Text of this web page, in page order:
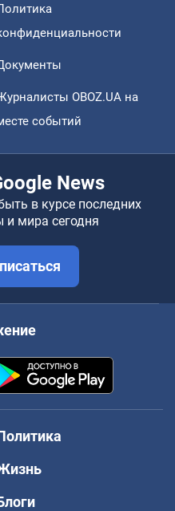
OBOZ.UA на
событий
News
в курсе последних
и мира сегодня